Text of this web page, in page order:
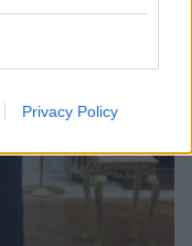
Privacy Policy